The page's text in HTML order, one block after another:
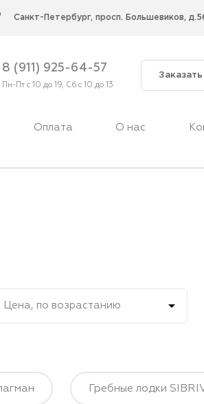
Cанкт-Петербург, просп. Большевиков,
8 (911) 925-64-57
Пн-Пт с 10 до 19, Сб с 10 до 13
Оплата О нас
Гребные лодки
Цена, по возрастанию 